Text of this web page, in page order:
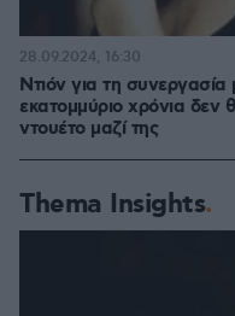
Nτιόν για τη
εκατομμύριο χρόνια
ντουέτο μαζί της
28.09.2024, 16:30
Thema Insights